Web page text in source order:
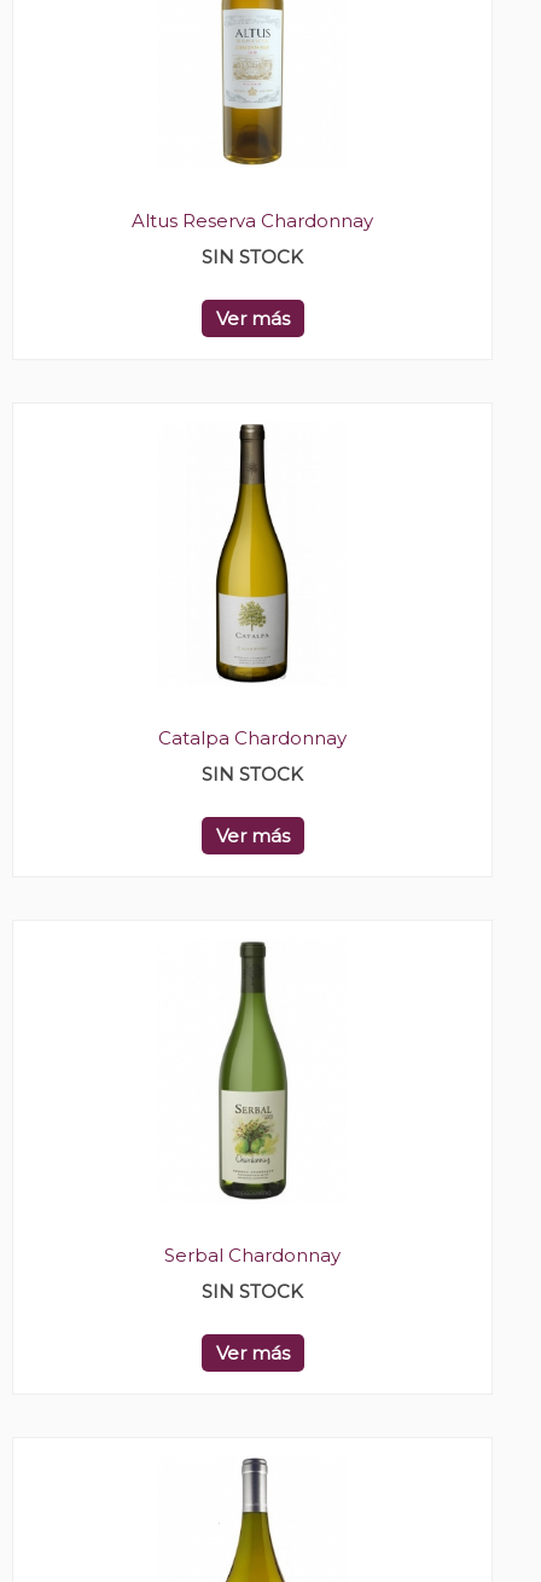
Altus Reserva Chardonnay
SIN STOCK
Ver más
Catalpa Chardonnay
SIN STOCK
Ver más
Serbal Chardonnay
SIN STOCK
Ver más